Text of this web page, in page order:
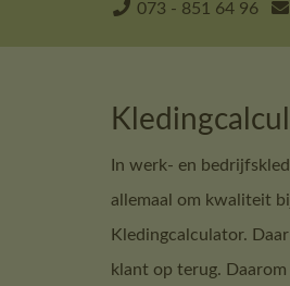
073 - 851 64 96
In werk- en
allemaal om kwaliteit
Kledingcalculator.
klant op terug.